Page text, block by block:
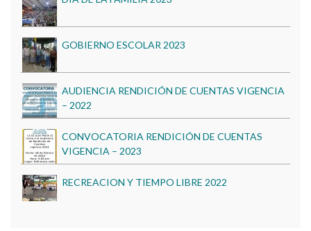
– 2022
CONVOCATORIA RENDICIÓN DE CUENTAS
VIGENCIA – 2023
RECREACION Y TIEMPO LIBRE 2022